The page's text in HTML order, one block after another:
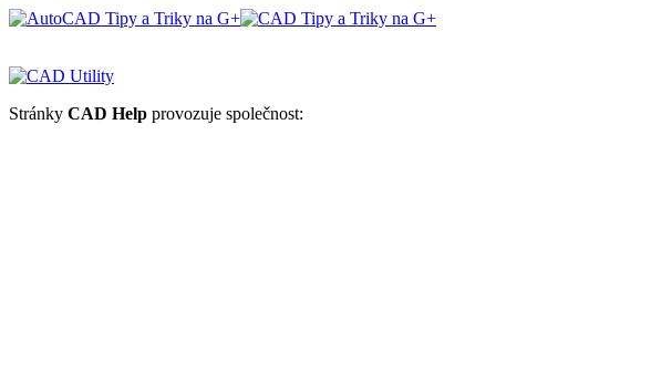
Stránky CAD Help provozuje společnost: